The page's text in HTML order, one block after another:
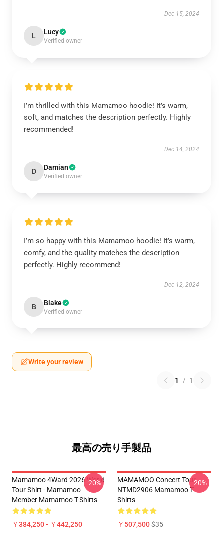
Dec 15, 2024
L Lucy
Verified owner
I’m thrilled with this Mamamoo hoodie! It’s warm,
soft, and matches the description perfectly. Highly
recommended!
Dec 14, 2024
D Damian
Verified owner
I’m so happy with this Mamamoo hoodie! It’s warm,
comfy, and the quality matches the description
perfectly. Highly recommend!
Dec 12, 2024
B Blake
Verified owner
Write your review
1 / 1
最高の売り手製品
Mamamoo 4Ward 2026 World
Tour Shirt - Mamamoo
Member Mamamoo T-Shirts
￥384,250 - ￥442,250
-20%
MAMAMOO Concert Tour
NTMD2906 Mamamoo T-
Shirts
￥507,500$35
-20%